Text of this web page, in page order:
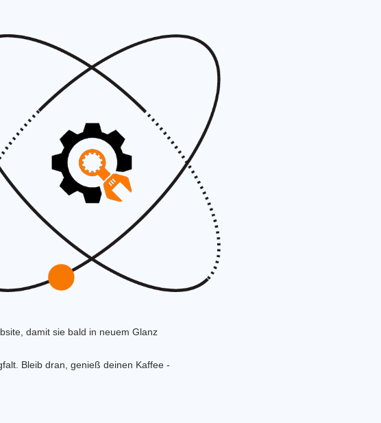
damit sie bald in neuem Glanz
Bleib dran, genieß deinen Kaffee -